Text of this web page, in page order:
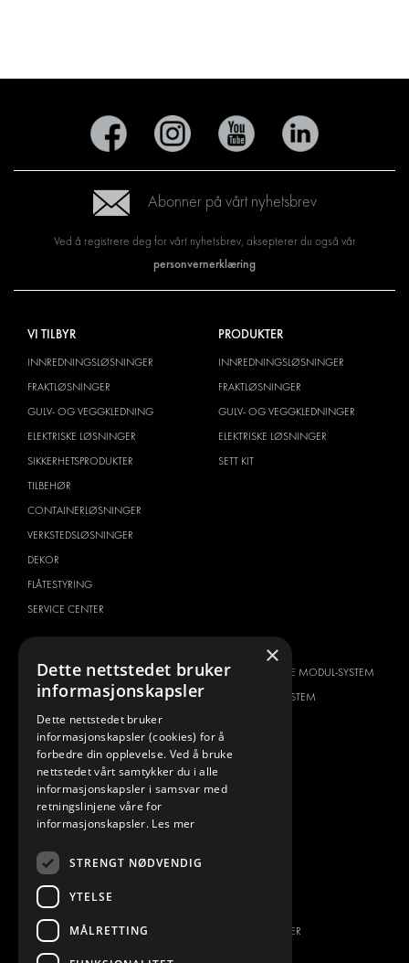
Abonner på vårt nyhetsbrev
Ved å registrere deg for vårt nyhetsbrev, aksepterer du også vår
personvernerklæring
VI TILBYR
INNREDNINGSLØSNINGER
FRAKTLØSNINGER
GULV- OG VEGGKLEDNING
ELEKTRISKE LØSNINGER
SIKKERHETSPRODUKTER
TILBEHØR
CONTAINERLØSNINGER
VERKSTEDSLØSNINGER
DEKOR
FLÅTESTYRING
SERVICE CENTER
PRODUKTER
INNREDNINGSLØSNINGER
FRAKTLØSNINGER
GULV- OG VEGGKLEDNINGER
ELEKTRISKE LØSNINGER
SETT KIT
CITROËN
DACIA
FIAT
HYUNDAI
IVECO
MAN
MERCEDES
NISSAN
OPEL
PEUGEOT
HVORFOR VELGE MODUL-SYSTEM
OM MODUL-SYSTEM
JOBBMULIGHETER
×
Dette nettstedet bruker
informasjonskapsler
Dette nettstedet bruker
informasjonskapsler (cookies) for å
forbedre din opplevelse. Ved å bruke
nettstedet vårt samtykker du i alle
informasjonskapsler i samsvar med
retningslinjene våre for
informasjonskapsler. Les mer
STRENGT NØDVENDIG
YTELSE
MÅLRETTING